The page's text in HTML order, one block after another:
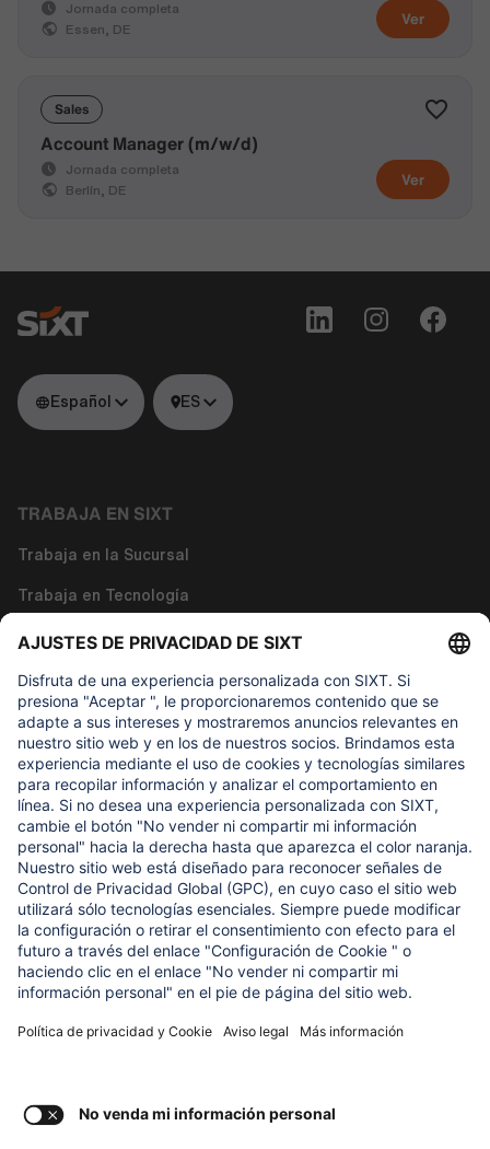
Ver
Jornada completa
Essen, DE
Sales
Ver
Account Manager (m/w/d)
Jornada completa
Berlín, DE
Español ES
TRABAJA EN SIXT
Trabaja en la Sucursal
Trabaja en Tecnología
Trabaja en Funciones Corporativas
Sobre nosotros
LO QUE DE VERDAD IMPORTA
Fundación de Ayuda Infantil Regine SIXT
NUESTROS PRODUCTOS
SIXT Rent
SIXT Share
SIXT Ride
SIXT+